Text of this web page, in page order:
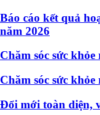
Báo cáo kết quả
năm 2026
Chăm sóc sức
Chăm sóc sức
Đổi mới toàn diện,